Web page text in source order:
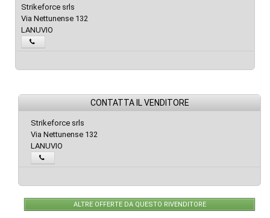
Strikeforce srls
Via Nettunense 132
LANUVIO
CONTATTA IL VENDITORE
Strikeforce srls
Via Nettunense 132
LANUVIO
ALTRE OFFERTE DA QUESTO RIVENDITORE